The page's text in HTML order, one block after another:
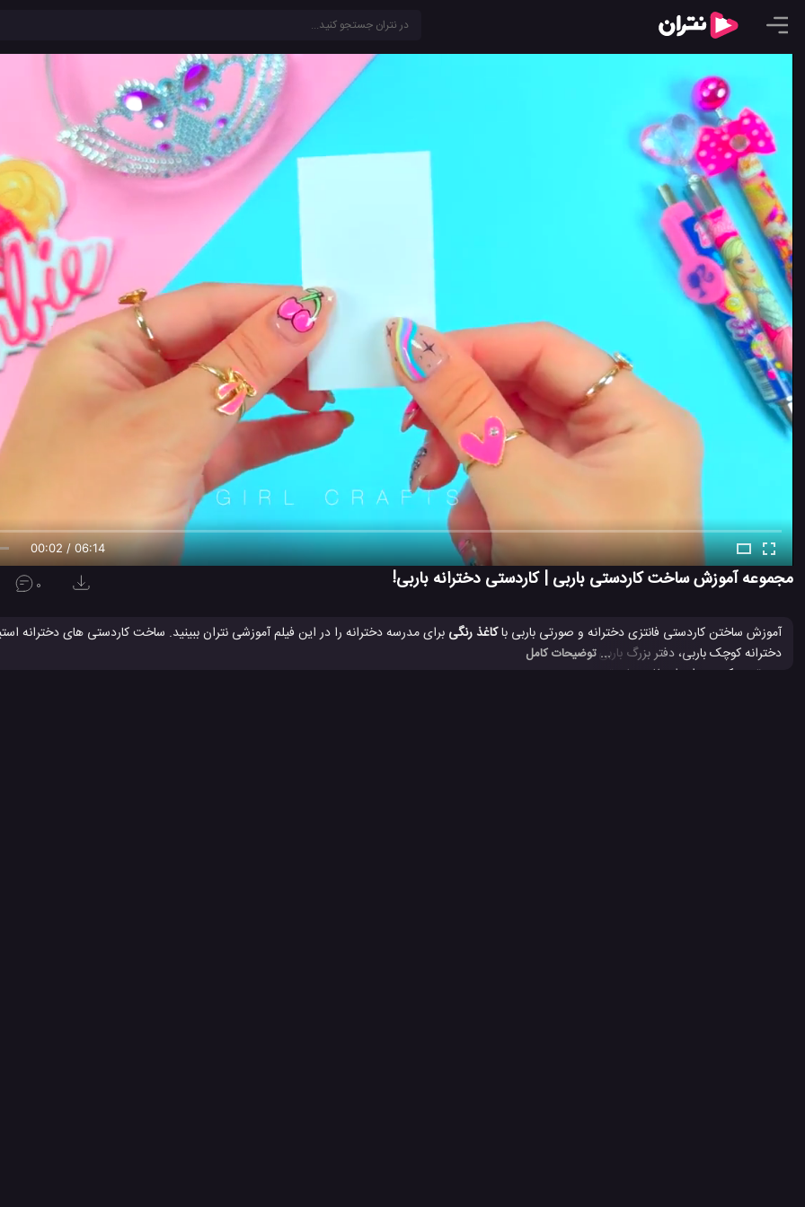
00:02 / 06:14
مجموعه آموزش ساخت کاردستی باربی | کاردستی دخترانه باربی! 0
آموزش ساختن کاردستی فانتزی دخترانه و صورتی باربی باکاغذ رنگی برای مدرسه دخترانه را در این فیلم آموزشی نتران ببینید. ساخت کاردستی های دخترانه
دخترانه کوچک باربی، دفتر بزرگ باربی و کیف مینیاتوری باربی را با این فیلم آموزشی یاد بگیرید. این کاردستی های دخترانه با طرح باربی مخصوص مدرسه هستند
صورتی و کیوت برای استفاده های تزیینی و کاربردی فوق العاده به نظر می رسند.
... توضیحات کامل